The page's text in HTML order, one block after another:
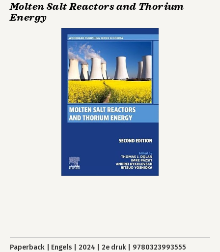
Molten Salt Reactors and Thorium
Energy
Paperback Engels 2024 2e druk 9780323993555